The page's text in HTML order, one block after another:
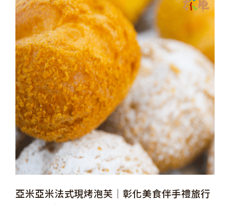
亞米亞米法式現烤泡芙│彰化美食伴手禮旅行